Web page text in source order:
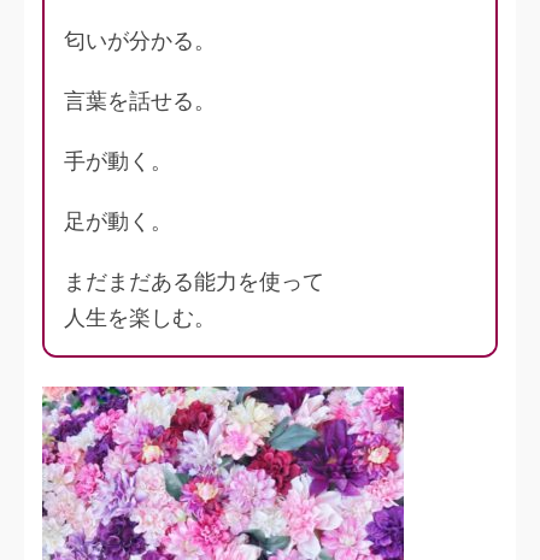
匂いが分かる。
言葉を話せる。
手が動く。
足が動く。
まだまだある能力を使って
人生を楽しむ。